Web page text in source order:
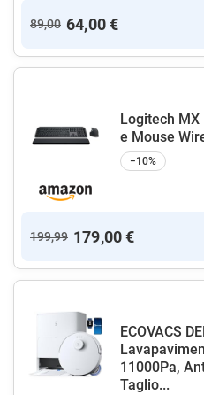
89,00 64,00 €
Logitech MX
e Mouse
−10%
199,99 179,00 €
ECOVACS
11000Pa,
Taglio...